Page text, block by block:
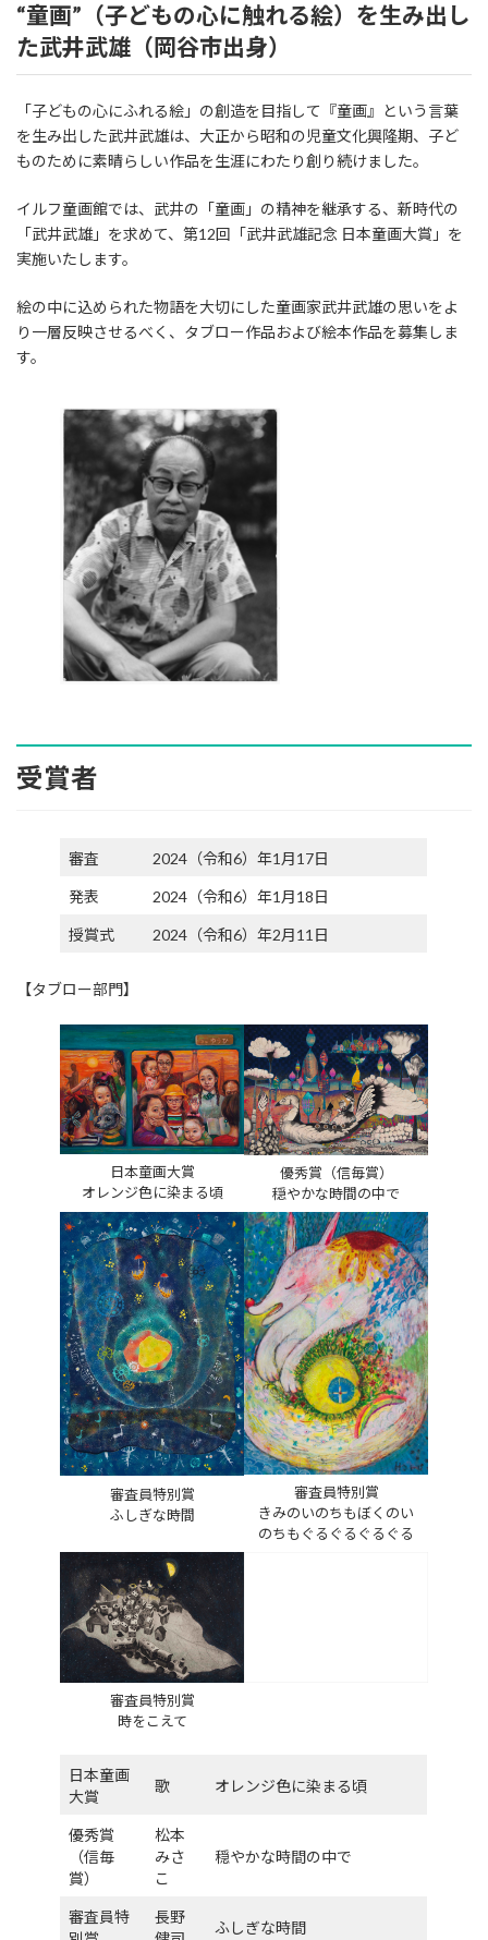
“童画”（子どもの心に触れる絵）を生み出し
た武井武雄（岡谷市出身）
「子どもの心にふれる絵」の創造を目指して『童画』という言葉
を生み出した武井武雄は、大正から昭和の児童文化興隆期、子ど
ものために素晴らしい作品を生涯にわたり創り続けました。
イルフ童画館では、武井の「童画」の精神を継承する、新時代の
「武井武雄」を求めて、第12回「武井武雄記念 日本童画大賞」を
実施いたします。
絵の中に込められた物語を大切にした童画家武井武雄の思いをよ
り一層反映させるべく、タブロー作品および絵本作品を募集しま
す。
受賞者
審査 2024（令和6）年1月17日
発表 2024（令和6）年1月18日
授賞式 2024（令和6）年2月11日
【タブロー部門】
日本童画大賞
オレンジ色に染まる頃
優秀賞（信毎賞）
穏やかな時間の中で
審査員特別賞
ふしぎな時間
審査員特別賞
きみのいのちもぼくのい
のちもぐるぐるぐるぐる
審査員特別賞
時をこえて
日本童画
大賞
歌 オレンジ色に染まる頃
優秀賞
（信毎
賞）
松本
みさ
こ
穏やかな時間の中で
審査員特
長野
ふしぎな時間